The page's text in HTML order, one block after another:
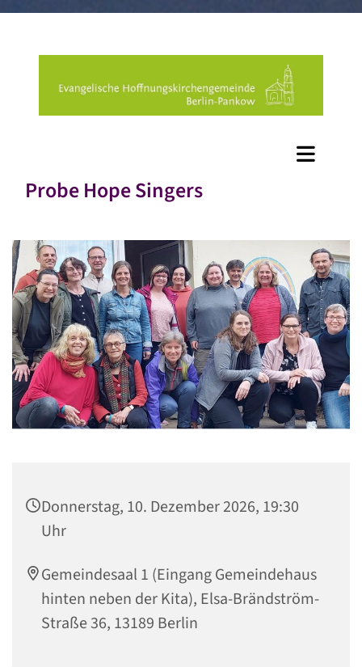
Probe Hope Singers
Donnerstag, 10. Dezember 2026, 19:30
Uhr
Gemeindesaal 1 (Eingang Gemeindehaus
hinten neben der Kita), Elsa-Brändström-
Straße 36, 13189 Berlin